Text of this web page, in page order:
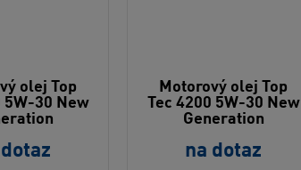
olej Top
5W-30 New
Motorový olej Top
Tec 4200 5W-30 New
Generation
na dotaz